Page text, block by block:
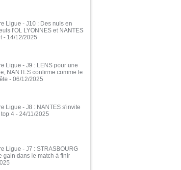
Ligue - J10 : Des nuls en
l'OL LYONNES et NANTES
- 14/12/2025
Ligue - J9 : LENS pour une
NANTES confirme comme le
- 06/12/2025
Ligue - J8 : NANTES s'invite
4 - 24/11/2025
Ligue - J7 : STRASBOURG
gain dans le match à finir -